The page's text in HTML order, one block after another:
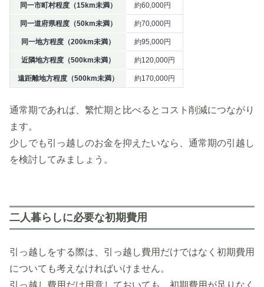
同一市町村程度（15km未満） 約60,000円
同一道府県程度（50km未満） 約70,000円
同一地方程度（200km未満） 約95,000円
近隣地方程度（500km未満） 約120,000円
遠距離地方程度（500km未満） 約170,000円
通常期であれば、繁忙期と比べるとコスト削減につながり
ます。
少しでも引っ越しのお金を抑えたいなら、通常期の引越し
を検討してみましょう。
二人暮らしに必要な初期費用
引っ越しをする際は、引っ越し費用だけではなく初期費用
についても考えなければいけません。
引っ越し費用だけ用意しておいても、初期費用が足りなく